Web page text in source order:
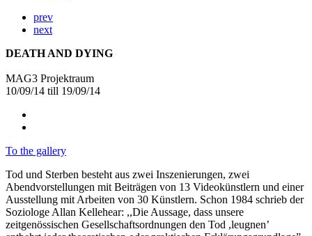
prev
next
DEATH AND DYING
MAG3 Projektraum
10/09/14 till 19/09/14
To the gallery
Tod und Sterben besteht aus zwei Inszenierungen, zwei
Abendvorstellungen mit Beiträgen von 13 Videokünstlern und einer
Ausstellung mit Arbeiten von 30 Künstlern. Schon 1984 schrieb der
Soziologe Allan Kellehear: ,,Die Aussage, dass unsere
zeitgenössischen Gesellschaftsordnungen den Tod ,leugnen’